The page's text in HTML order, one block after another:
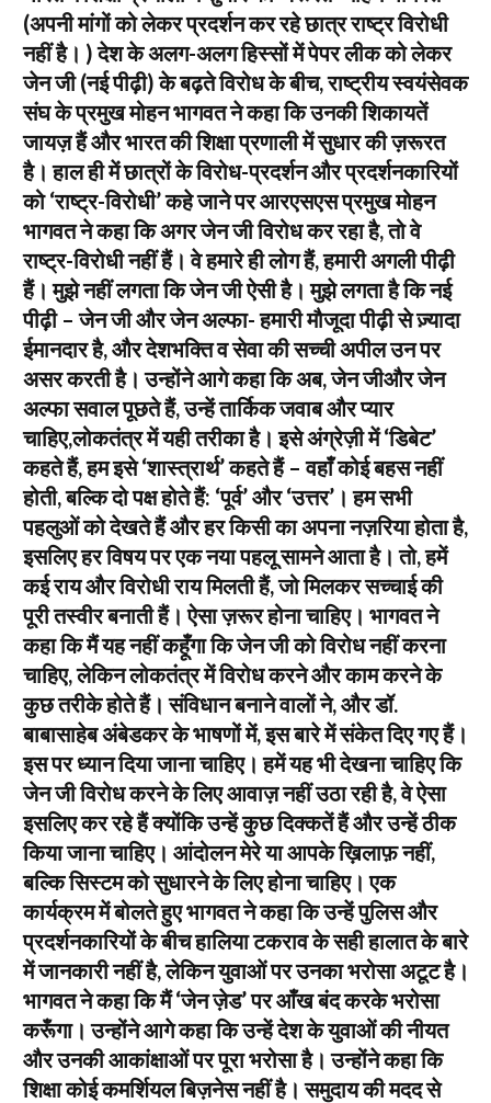
(अपनी मांगों को लेकर प्रदर्शन कर रहे छात्र राष्ट्र विरोधी
नहीं है। ) देश के अलग-अलग हिस्सों में पेपर लीक को लेकर
जेन जी (नई पीढ़ी) के बढ़ते विरोध के बीच, राष्ट्रीय स्वयंसेवक
संघ के प्रमुख मोहन भागवत ने कहा कि उनकी शिकायतें
जायज़ हैं और भारत की शिक्षा प्रणाली में सुधार की ज़रूरत
है। हाल ही में छात्रों के विरोध-प्रदर्शन और प्रदर्शनकारियों
को ‘राष्ट्र-विरोधी’ कहे जाने पर आरएसएस प्रमुख मोहन
भागवत ने कहा कि अगर जेन जी विरोध कर रहा है, तो वे
राष्ट्र-विरोधी नहीं हैं। वे हमारे ही लोग हैं, हमारी अगली पीढ़ी
हैं। मुझे नहीं लगता कि जेन जी ऐसी है। मुझे लगता है कि नई
पीढ़ी – जेन जी और जेन अल्फा- हमारी मौजूदा पीढ़ी से ज़्यादा
ईमानदार है, और देशभक्ति व सेवा की सच्ची अपील उन पर
असर करती है। उन्होंने आगे कहा कि अब, जेन जीऔर जेन
अल्फा सवाल पूछते हैं, उन्हें तार्किक जवाब और प्यार
चाहिए,लोकतंत्र में यही तरीका है। इसे अंग्रेज़ी में ‘डिबेट’
कहते हैं, हम इसे ‘शास्त्रार्थ’ कहते हैं – वहाँ कोई बहस नहीं
होती, बल्कि दो पक्ष होते हैं: ‘पूर्व’ और ‘उत्तर’। हम सभी
पहलुओं को देखते हैं और हर किसी का अपना नज़रिया होता है,
इसलिए हर विषय पर एक नया पहलू सामने आता है। तो, हमें
कई राय और विरोधी राय मिलती हैं, जो मिलकर सच्चाई की
पूरी तस्वीर बनाती हैं। ऐसा ज़रूर होना चाहिए। भागवत ने
कहा कि मैं यह नहीं कहूँगा कि जेन जी को विरोध नहीं करना
चाहिए, लेकिन लोकतंत्र में विरोध करने और काम करने के
कुछ तरीके होते हैं। संविधान बनाने वालों ने, और डॉ.
बाबासाहेब अंबेडकर के भाषणों में, इस बारे में संकेत दिए गए हैं।
इस पर ध्यान दिया जाना चाहिए। हमें यह भी देखना चाहिए कि
जेन जी विरोध करने के लिए आवाज़ नहीं उठा रही है, वे ऐसा
इसलिए कर रहे हैं क्योंकि उन्हें कुछ दिक्कतें हैं और उन्हें ठीक
किया जाना चाहिए। आंदोलन मेरे या आपके ख़िलाफ़ नहीं,
बल्कि सिस्टम को सुधारने के लिए होना चाहिए। एक
कार्यक्रम में बोलते हुए भागवत ने कहा कि उन्हें पुलिस और
प्रदर्शनकारियों के बीच हालिया टकराव के सही हालात के बारे
में जानकारी नहीं है, लेकिन युवाओं पर उनका भरोसा अटूट है।
भागवत ने कहा कि मैं ‘जेन ज़ेड’ पर आँख बंद करके भरोसा
करूँगा। उन्होंने आगे कहा कि उन्हें देश के युवाओं की नीयत
और उनकी आकांक्षाओं पर पूरा भरोसा है। उन्होंने कहा कि
शिक्षा कोई कमर्शियल बिज़नेस नहीं है। समुदाय की मदद से